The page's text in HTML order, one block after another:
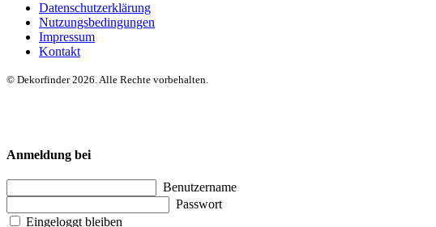
Datenschutzerklärung
Nutzungsbedingungen
Impressum
Kontakt
© Dekorfinder 2026. Alle Rechte vorbehalten.
Anmeldung bei
Benutzername
Passwort
Eingeloggt bleiben